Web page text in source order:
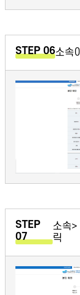
STEP 06소속
STEP
07
소속
릭